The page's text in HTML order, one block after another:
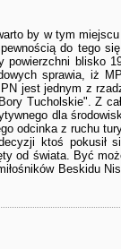
by w tym
do tego
powierzchni blisko
sprawia, iż
jest jednym z
Tucholskie". Z
dla
odcinka z ruchu
ktoś pokusił
od świata. Być
Beskidu